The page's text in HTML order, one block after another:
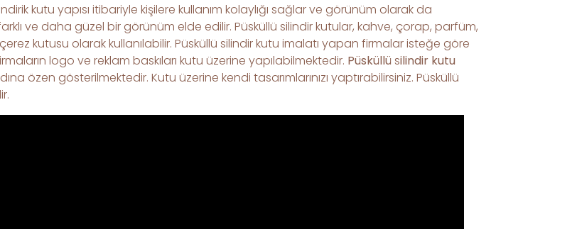
kutu yapısı itibariyle kişilere kullanım kolaylığı sağlar ve görünüm olarak da
ve daha güzel bir görünüm elde edilir. Püsküllü silindir kutular, kahve, çorap, parfüm,
kutusu olarak kullanılabilir. Püsküllü silindir kutu imalatı yapan firmalar isteğe göre
logo ve reklam baskıları kutu üzerine yapılabilmektedir. Püsküllüsilindir kutu
özen gösterilmektedir. Kutu üzerine kendi tasarımlarınızı yaptırabilirsiniz. Püsküllü